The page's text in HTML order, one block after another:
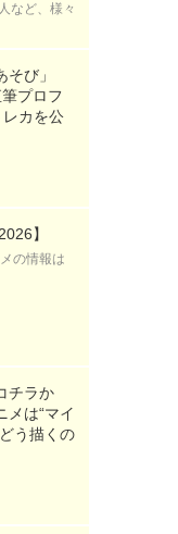
など、様々
そび」
プロフ
レカを公
】
の情報は
チラか
メは“マイ
う描くの